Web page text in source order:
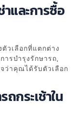
และการซื้อ
วเลือกที่แตกต่าง
รบำรุงรักษารถ,
ว่าคุณได้รับตัวเลือก
กระเช้าใน